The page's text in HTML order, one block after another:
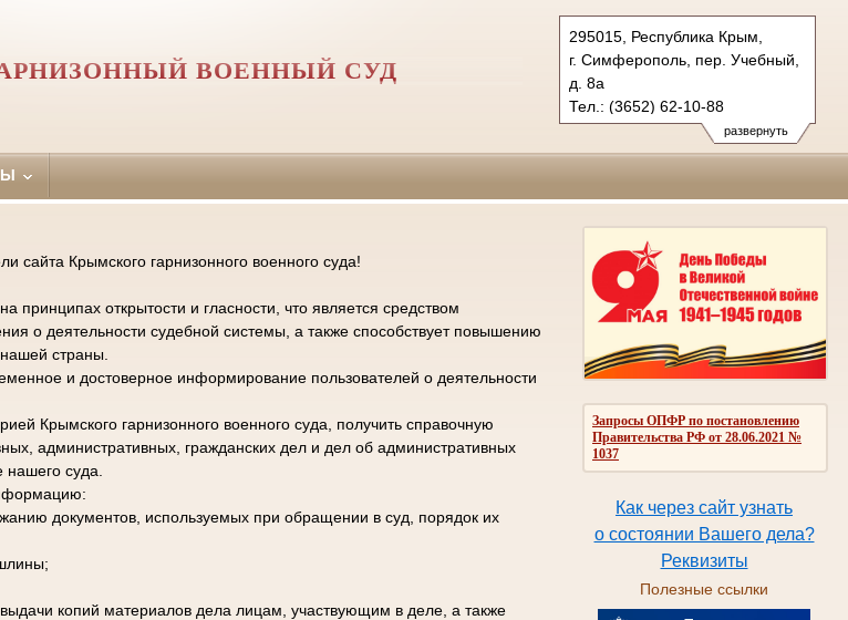
развернуть
295015, Республика Крым,
г. Симферополь, пер. Учебный,
д. 8а
Тел.: (3652) 62-10-88
gvs.krm@sudrf.ru
ВОЕННЫЙ СУД
Запросы ОПФР по постановлению
Правительства РФ от 28.06.2021 №
1037
Как через сайт узнать
о состоянии Вашего дела?
Реквизиты
Полезные ссылки
сайта Крымского гарнизонного военного суда!
принципах открытости и гласности, что является средством
о деятельности судебной системы, а также способствует повышению
страны.
и достоверное информирование пользователей о деятельности
Крымского гарнизонного военного суда, получить справочную
административных, гражданских дел и дел об административных
суда.
документов, используемых при обращении в суд, порядок их
копий материалов дела лицам, участвующим в деле, а также